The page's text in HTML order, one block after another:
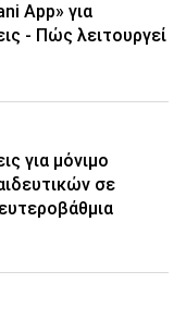
App» για
- Πώς λειτουργεί
για μόνιμο
σε